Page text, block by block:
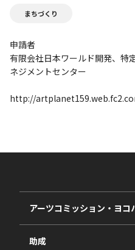
まちづくり
申請者
有限会社日本ワールド開発、特
ネジメントセンター
http://
アーツコミッション・ヨコ
事業紹介
助成